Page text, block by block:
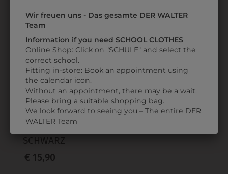
ZULETZT ANGESEHEN
6BAND194205
SCHWARZ
€ 15,90
Wir freuen uns - Das gesamte DER WALTER
Team
Information if you need SCHOOL CLOTHES
Online Shop: Click on "SCHULE" and select the
correct school.
Fitting in-store: Book an appointment using
the calendar icon.
Without an appointment, there may be a wait.
Please bring a suitable shopping bag.
We look forward to seeing you – The entire DER
WALTER Team